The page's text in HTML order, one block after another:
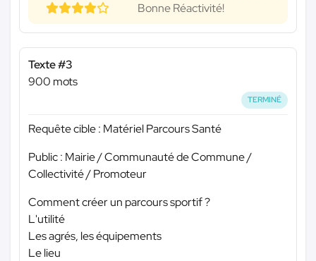
Bonne Réactivité!
Texte #3
900 mots
TERMINÉ
Requête cible : Matériel Parcours Santé
Public : Mairie / Communauté de Commune /
Collectivité / Promoteur
Comment créer un parcours sportif ?
L'utilité
Les agrés, les équipements
Le lieu